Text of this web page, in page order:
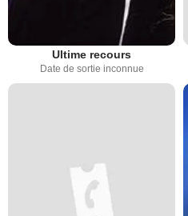
Ultime recours
Date de sortie inconnue